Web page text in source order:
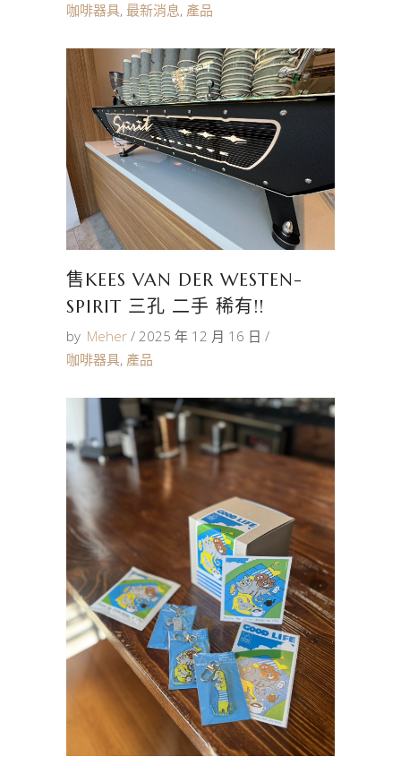
咖啡器具, 最新消息, 產品
售KEES VAN DER WESTEN-
SPIRIT 三孔 二手 稀有!!
by Meher
2025 年 12 月 16 日
咖啡器具, 產品